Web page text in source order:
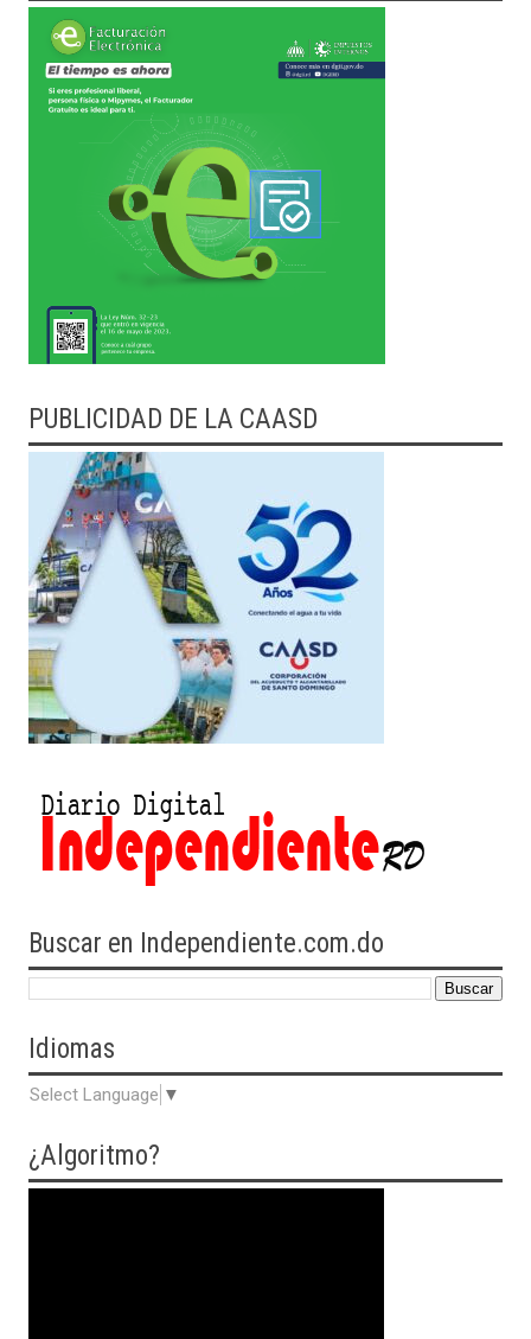
PUBLICIDAD DE LA CAASD
Buscar en Independiente.com.do
Idiomas
Select Language ▼
¿Algoritmo?